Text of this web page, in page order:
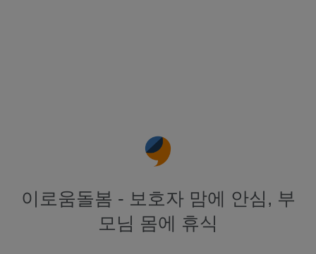
이로움돌봄 - 보호자 맘에 안심, 부
모님 몸에 휴식